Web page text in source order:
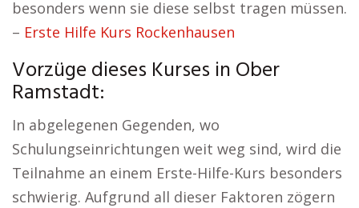
besonders wenn sie diese selbst tragen müssen.
– Erste Hilfe Kurs Rockenhausen
Vorzüge dieses Kurses in Ober
Ramstadt:
In abgelegenen Gegenden, wo
Schulungseinrichtungen weit weg sind, wird die
Teilnahme an einem Erste-Hilfe-Kurs besonders
schwierig. Aufgrund all dieser Faktoren zögern